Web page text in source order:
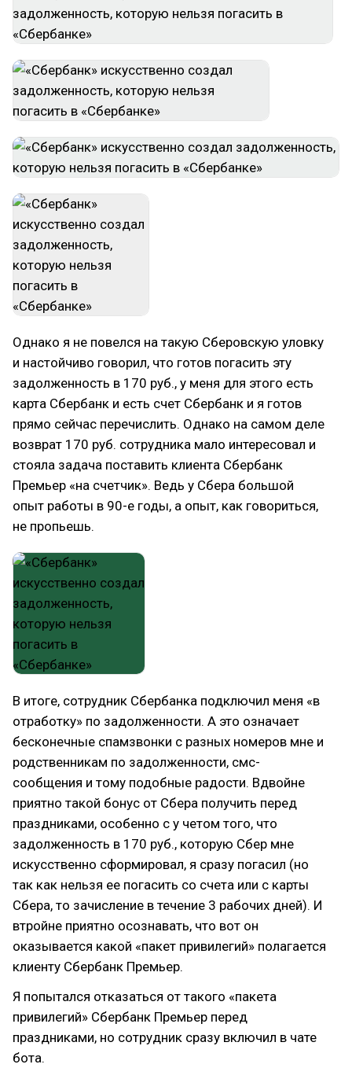
Однако я не повелся на такую Сберовскую уловку
и настойчиво говорил, что готов погасить эту
задолженность в 170 руб., у меня для этого есть
карта Сбербанк и есть счет Сбербанк и я готов
прямо сейчас перечислить. Однако на самом деле
возврат 170 руб. сотрудника мало интересовал и
стояла задача поставить клиента Сбербанк
Премьер «на счетчик». Ведь у Сбера большой
опыт работы в 90-е годы, а опыт, как говориться,
не пропьешь.
В итоге, сотрудник Сбербанка подключил меня «в
отработку» по задолженности. А это означает
бесконечные спамзвонки с разных номеров мне и
родственникам по задолженности, смс-
сообщения и тому подобные радости. Вдвойне
приятно такой бонус от Сбера получить перед
праздниками, особенно с у четом того, что
задолженность в 170 руб., которую Сбер мне
искусственно сформировал, я сразу погасил (но
так как нельзя ее погасить со счета или с карты
Сбера, то зачисление в течение 3 рабочих дней). И
втройне приятно осознавать, что вот он
оказывается какой «пакет привилегий» полагается
клиенту Сбербанк Премьер.
Я попытался отказаться от такого «пакета
привилегий» Сбербанк Премьер перед
праздниками, но сотрудник сразу включил в чате
бота.